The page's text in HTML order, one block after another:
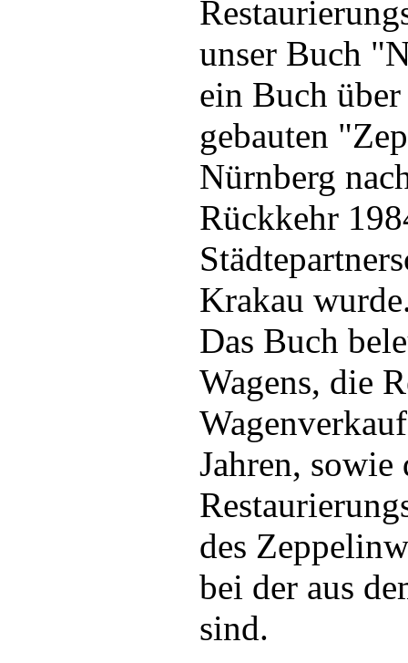
unser Buch
ein Buch
gebauten
Nürnberg
Rückkehr
Krakau
Das Buch
Wagens, die
Jahren,
des
bei der aus
sind.